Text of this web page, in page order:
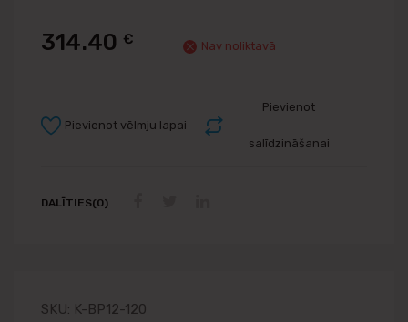
314.40 € Nav noliktavā
Pievienot
salīdzināšanai
Pievienot vēlmju lapai
DALĪTIES(0)
SKU: K-BP12-120